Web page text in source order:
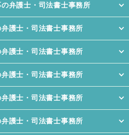
弁護士・司法書士事務所
護士・司法書士事務所
護士・司法書士事務所
護士・司法書士事務所
護士・司法書士事務所
護士・司法書士事務所